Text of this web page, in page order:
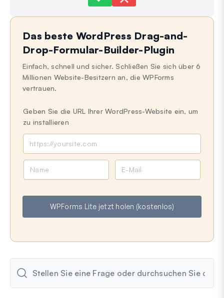
Immer noch festgefahren?
Letzte Aktualisierung am 12. Mai 2026
Das beste WordPress Drag-and-
Drop-Formular-Builder-Plugin
Einfach, schnell und sicher. Schließen Sie sich über 6
Millionen Website-Besitzern an, die WPForms
vertrauen.
Geben Sie die URL Ihrer WordPress-Website ein, um
zu installieren
e
a
i
l
WPForms Lite jetzt holen (kostenlos)